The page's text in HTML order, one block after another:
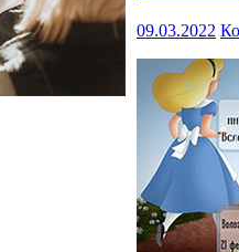
09.03.2022